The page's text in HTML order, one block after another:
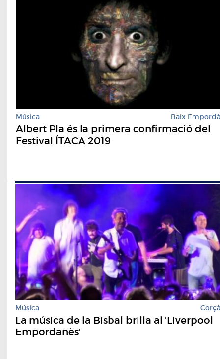
Música Baix Empordà
Albert Pla és la primera confirmació del
Festival ÍTACA 2019
Música Corçà
La música de la Bisbal brilla al 'Liverpool
Empordanès'